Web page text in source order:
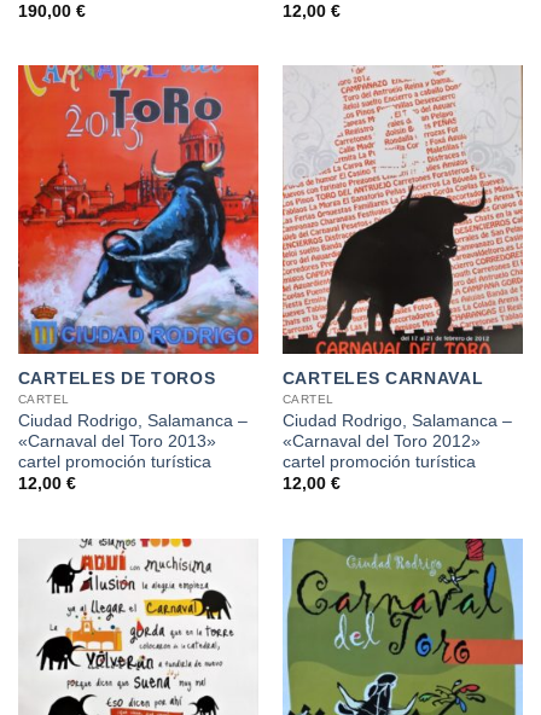
190,00 €
12,00 €
CARTELES DE TOROS
CARTEL
Ciudad Rodrigo, Salamanca –
«Carnaval del Toro 2013»
cartel promoción turística
12,00 €
CARTELES CARNAVAL
CARTEL
Ciudad Rodrigo, Salamanca –
«Carnaval del Toro 2012»
cartel promoción turística
12,00 €